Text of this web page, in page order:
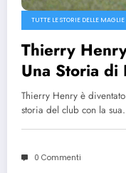
TUTTE LE STORIE DELLE MAGLIE
Thierry
Una Storia di
Thierry Henry è
storia del club con la
0 Commenti